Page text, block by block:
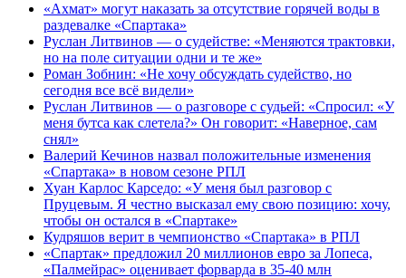
«Ахмат» могут наказать за отсутствие горячей воды в
раздевалке «Спартака»
Руслан Литвинов — о судействе: «Меняются трактовки,
но на поле ситуации одни и те же»
Роман Зобнин: «Не хочу обсуждать судейство, но
сегодня все всё видели»
Руслан Литвинов — о разговоре с судьей: «Спросил: «У
меня бутса как слетела?» Он говорит: «Наверное, сам
снял»
Валерий Кечинов назвал положительные изменения
«Спартака» в новом сезоне РПЛ
Хуан Карлос Карседо: «У меня был разговор с
Пруцевым. Я честно высказал ему свою позицию: хочу,
чтобы он остался в «Спартаке»
Кудряшов верит в чемпионство «Спартака» в РПЛ
«Спартак» предложил 20 миллионов евро за Лопеса,
«Палмейрас» оценивает форварда в 35-40 млн